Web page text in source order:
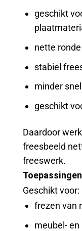
geschikt
nette
stabiel
minder
geschikt
Daardoor
freesbeeld
freeswerk.
Toepassingen
Geschikt voor:
frezen van
meubel-